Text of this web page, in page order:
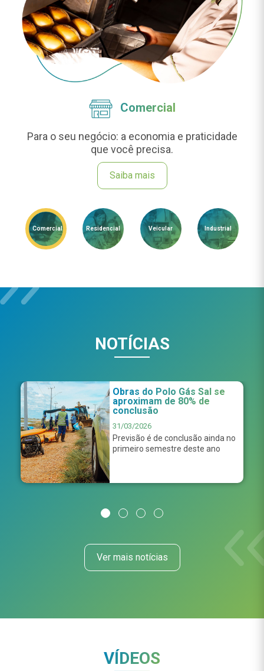
Comercial
Para o seu negócio: a economia e praticidade
que você precisa.
Saiba mais
Comercial Residencial Veicular Industrial
NOTÍCIAS
Obras do Polo Gás Sal se
aproximam de 80% de
conclusão
31/03/2026
Previsão é de conclusão ainda no
primeiro semestre deste ano
Ver mais notícias
VÍDEOS